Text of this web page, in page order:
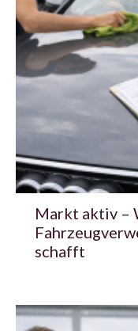
Markt aktiv –
schafft